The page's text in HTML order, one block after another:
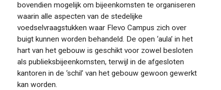
bovendien mogelijk om bijeenkomsten te organiseren
waarin alle aspecten van de stedelijke
voedselvraagstukken waar Flevo Campus zich over
buigt kunnen worden behandeld. De open ‘aula’ in het
hart van het gebouw is geschikt voor zowel besloten
als publieksbijeenkomsten, terwijl in de afgesloten
kantoren in de ‘schil’ van het gebouw gewoon gewerkt
kan worden.